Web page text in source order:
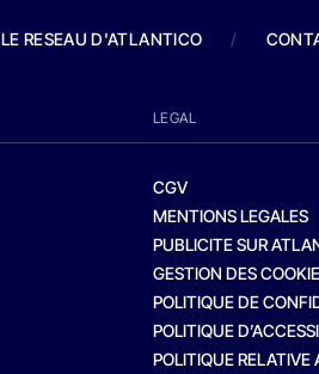
LE RESEAU D'ATLANTICO /
LEGAL
CGV
MENTIONS LEGALES
PUBLICITE SUR
GESTION DES
POLITIQUE DE
POLITIQUE
POLITIQUE RELATIVE